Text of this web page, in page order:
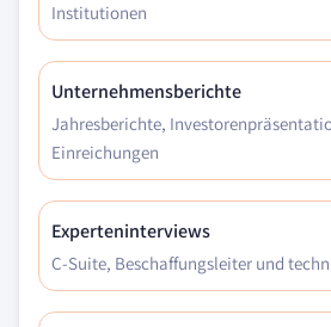
Institutionen
Unternehmensberichte
Jahresberichte,
Einreichungen
Experteninterviews
C-Suite, Beschaffungsleiter und